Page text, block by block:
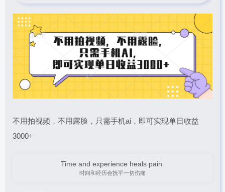
不用拍视频，不用露脸，只需手机ai，即可实现单日收益
3000+
Time and experience heals pain.
时间和经历会抚平一切伤痛